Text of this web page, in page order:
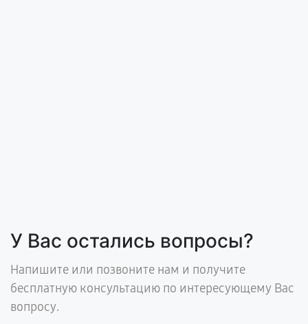
У Вас остались вопросы?
Напишите или позвоните нам и получите
бесплатную консультацию по интересующему Вас
вопросу.